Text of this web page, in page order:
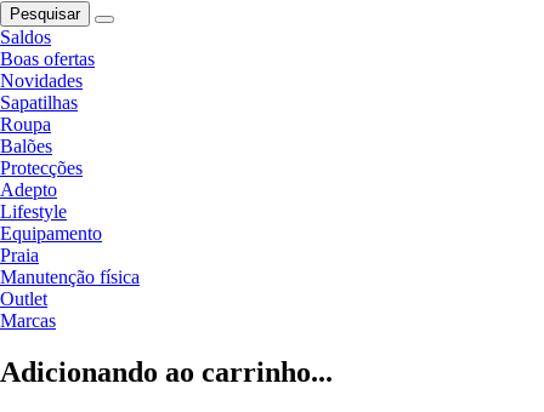
Pesquisar
Saldos
Boas ofertas
Novidades
Sapatilhas
Roupa
Balões
Protecções
Adepto
Lifestyle
Equipamento
Praia
Manutenção física
Outlet
Marcas
Adicionando ao carrinho...